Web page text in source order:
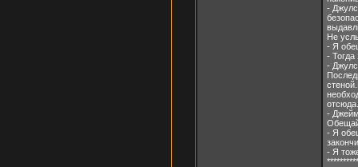
-
Не
- Я
-
-
-
- Я
- Я